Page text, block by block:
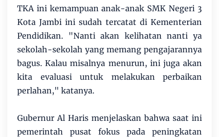
TKA ini kemampuan anak-anak SMK Negeri 3
Kota Jambi ini sudah tercatat di Kementerian
Pendidikan. "Nanti akan kelihatan nanti ya
sekolah-sekolah yang memang pengajarannya
bagus. Kalau misalnya menurun, ini juga akan
kita evaluasi untuk melakukan perbaikan
perlahan," katanya.
Gubernur Al Haris menjelaskan bahwa saat ini
pemerintah pusat fokus pada peningkatan